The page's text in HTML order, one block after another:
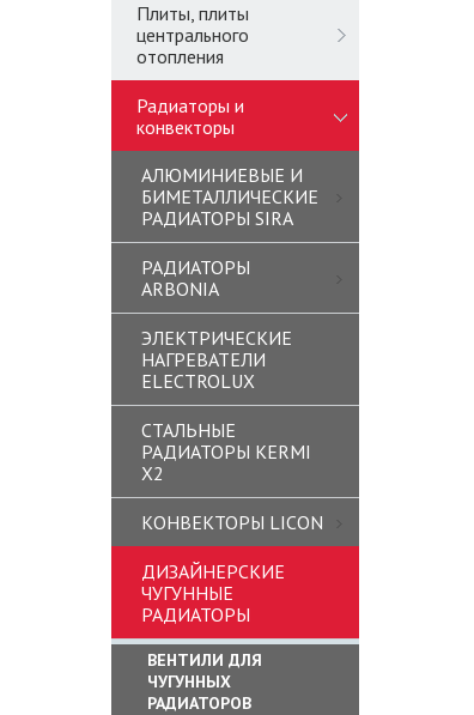
Плиты, плиты
центрального
отопления
Радиаторы и
конвекторы
АЛЮМИНИЕВЫЕ И
БИМЕТАЛЛИЧЕСКИЕ
РАДИАТОРЫ SIRA
РАДИАТОРЫ
ARBONIA
ЭЛЕКТРИЧЕСКИЕ
НАГРЕВАТЕЛИ
ELECTROLUX
СТАЛЬНЫЕ
РАДИАТОРЫ KERMI
X2
КОНВЕКТОРЫ LICON
ДИЗАЙНЕРСКИЕ
ЧУГУННЫЕ
РАДИАТОРЫ
ВЕНТИЛИ ДЛЯ
ЧУГУННЫХ
РАДИАТОРОВ